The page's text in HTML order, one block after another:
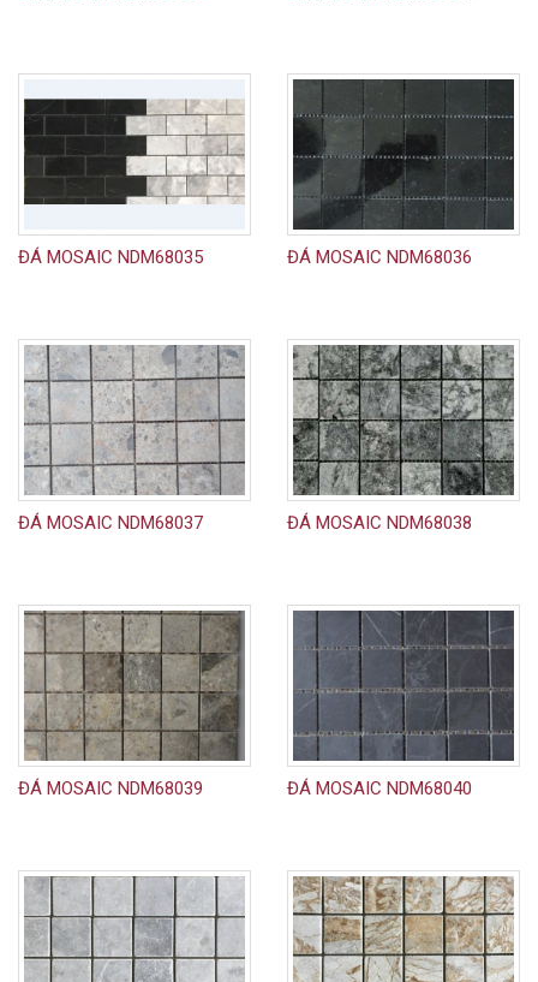
ĐÁ MOSAIC NDM68035 ĐÁ MOSAIC NDM68036
ĐÁ MOSAIC NDM68037 ĐÁ MOSAIC NDM68038
ĐÁ MOSAIC NDM68039 ĐÁ MOSAIC NDM68040